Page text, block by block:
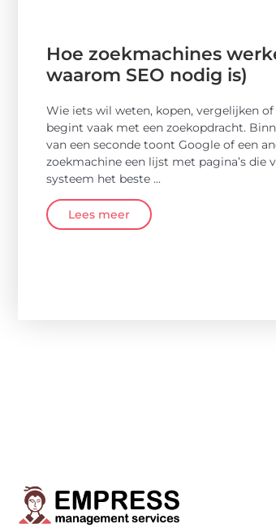
Hoe zoekmachines
waarom SEO nodig is)
Wie iets wil weten, kopen, vergelijken of
begint vaak met een zoekopdracht.
van een seconde toont Google of een
zoekmachine een lijst met pagina’s die
systeem het beste ...
Lees meer